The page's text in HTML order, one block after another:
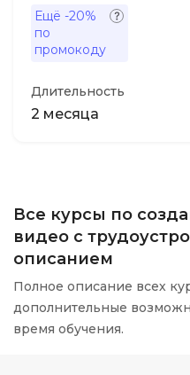
Ещё -20%
по
промокоду
Длительность
2 месяца
Все курсы по
видео с
описанием
Полное описание всех
дополнительные
время обучения.